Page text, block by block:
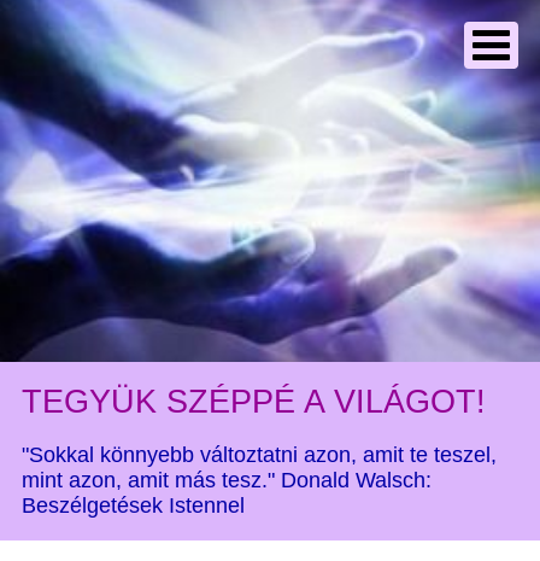
TEGYÜK SZÉPPÉ A VILÁGOT!
"Sokkal könnyebb változtatni azon, amit te teszel,
mint azon, amit más tesz." Donald Walsch:
Beszélgetések Istennel